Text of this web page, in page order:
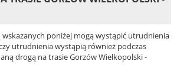
wskazanych poniżej mogą wystąpić utrudnienia
utrudnienia wystąpią również podczas
drogą na trasie Gorzów Wielkopolski -